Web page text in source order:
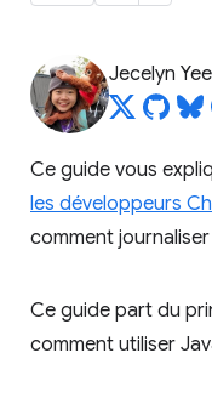
Jecelyn
Ce guide vous
les développeurs
comment
Ce guide part du
comment utiliser